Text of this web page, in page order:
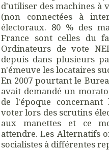
d'utiliser des machines à
(non connectées à
électoraux. 80 % des
France sont celles du
Ordinateurs de vote
depuis dans plusieurs
n'émeuve les locataires
En 2007 pourtant le
avait demandé un
de l'époque
voter lors des scrutins
aux manettes et ce
attendre. Les Alternatifs
socialistes à différentes